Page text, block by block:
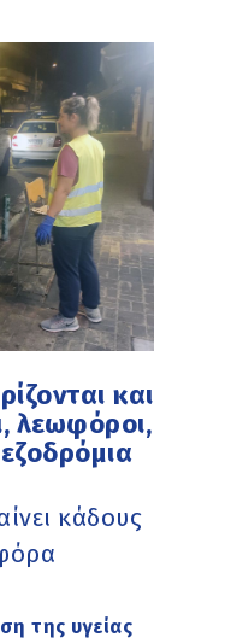
και
λεωφόροι,
κάδους
της υγείας